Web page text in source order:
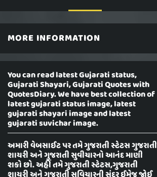
MORE INFORMATION
You can read latest Gujarati status,
Gujarati Shayari, Gujarati Quotes with
QuotesDiary. We have best collection of
latest gujarati status image, latest
gujarati shayari image and latest
gujarati suvichar image.
અમારી વેબસાઈટ પર તમે ગુજરાતી સ્ટેટસ ગુજરાતી
શાયરી અને ગુજરાતી સુવીચારનો આનંદ માણી
શકો છો. અહીં તમે ગુજરાતી સ્ટેટસ,ગુજરાતી